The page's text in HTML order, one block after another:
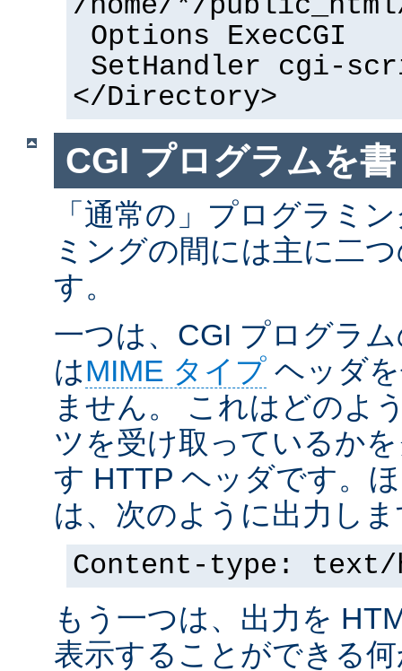
Options ExecCGI
SetHandler cgi-
</Directory>
CGI プログラムを
「通常の」プログラミ
ミングの間には主に二
す。
一つは、CGI プログラ
はMIME タイプ ヘッダ
ません。 これはどのよ
ツを受け取っているか
す HTTP ヘッダです。
は、次のように出力し
Content-type: text/
もう一つは、出力を
表示することができる